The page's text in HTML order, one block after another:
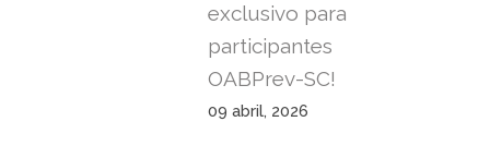
exclusivo para
participantes
OABPrev-SC!
09 abril, 2026